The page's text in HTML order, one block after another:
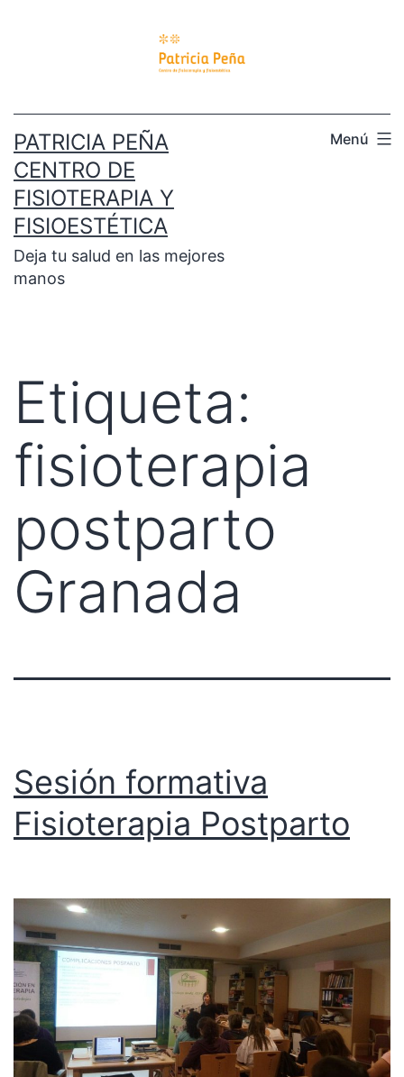
PATRICIA PEÑA
CENTRO DE
FISIOTERAPIA Y
FISIOESTÉTICA
Deja tu salud en las mejores
manos
Menú
Etiqueta:
fisioterapia
postparto
Granada
Sesión formativa
Fisioterapia Postparto